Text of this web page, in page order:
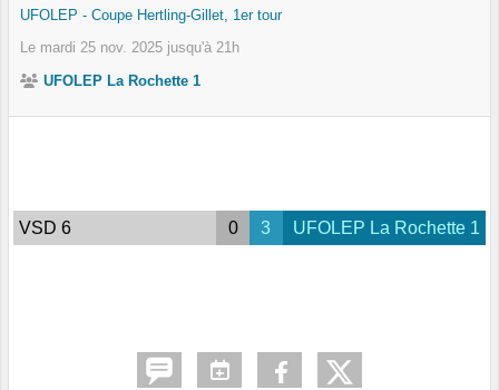
UFOLEP - Coupe Hertling-Gillet, 1er tour
Le mardi 25 nov. 2025 jusqu'à 21h
UFOLEP La Rochette 1
VSD 6 0 3 UFOLEP La Rochette 1